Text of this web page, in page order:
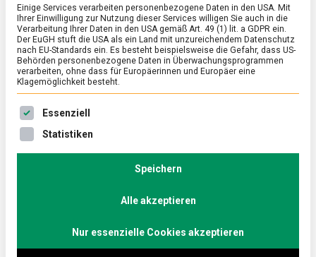
ERNÄHRUNG & GESUNDHEIT /FEATURED
Der Herr der sieben Weltmeere, ein
Besuch beim Fischsommelier
25. Februar 2022
sieben
Das Frischeparadies in Berlin-Charlottenburg bietet
Gourmets jeden erdenklichen kulinarischen Genuss.
Lebensmittelmagazin.de trifft sich an einer der
Einige Services verarbeiten personenbezogene Daten in den USA. Mit
Ihrer Einwilligung zur Nutzung dieser Services willigen Sie auch in die
Verarbeitung Ihrer Daten in den USA gemäß Art. 49 (1) lit. a GDPR ein.
Der EuGH stuft die USA als ein Land mit unzureichendem Datenschutz
nach EU-Standards ein. Es besteht beispielsweise die Gefahr, dass US-
Behörden personenbezogene Daten in Überwachungsprogrammen
verarbeiten, ohne dass für Europäerinnen und Europäer eine
Klagemöglichkeit besteht.
Es folgt eine Liste der Service-Gruppen, für die eine
Essenziell
Statistiken
Speichern
Alle akzeptieren
Nur essenzielle Cookies akzeptieren